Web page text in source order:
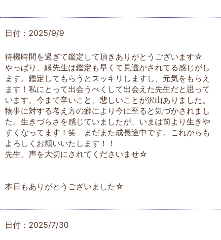
日付：2025/9/9
待機時間を過ぎて鑑定して頂きありがとうございます☆
やっぱり、縁先生は鑑定も早くて見透かされてる感じがし
ます。鑑定してもらうとスッキリしますし、元気をもらえ
ます！私にとって出会うべくして出会えた先生だと思って
います。今まで辛いこと、悲しいことが沢山ありました。
物事に対する考え方の癖により今に至ると気づかされまし
た。生きづらさを感じていましたが、いまは前より生きや
すくなってます！笑 まだまた成長途中です。これからも
よろしくお願いいたします！！
先生、声を大切にされてくださいませ☆
本日もありがとうございました☆
日付：2025/7/30